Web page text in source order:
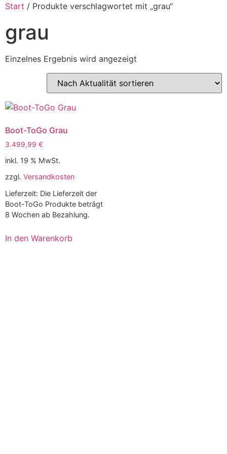
Start / Produkte verschlagwortet mit „grau“
grau
Einzelnes Ergebnis wird angezeigt
Boot-ToGo Grau
3.499,99 €
inkl. 19 % MwSt.
zzgl. Versandkosten
Lieferzeit: Die Lieferzeit der
Boot-ToGo Produkte beträgt
8 Wochen ab Bezahlung.
In den Warenkorb